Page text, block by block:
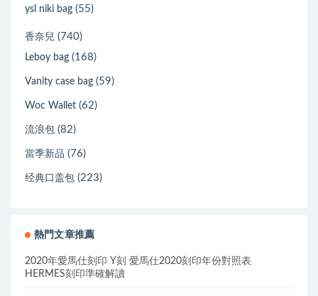
ysl niki bag (55)
香奈兒 (740)
Leboy bag (168)
Vanity case bag (59)
Woc Wallet (62)
流浪包 (82)
當季新品 (76)
经典口盖包 (223)
熱門文章推薦
2020年愛馬仕刻印 Y刻 愛馬仕2020刻印年份對照表
HERMES刻印準確解讀